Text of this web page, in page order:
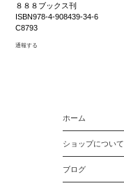
８８８ブックス刊
ISBN978-4-908439-34-6
C8793
通報する
ホーム
ショップについて
ブログ